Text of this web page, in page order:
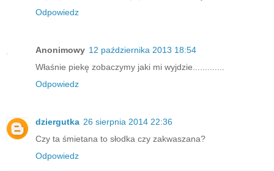
Odpowiedz
Anonimowy 12 października 2013 18:54
Właśnie piekę zobaczymy jaki mi wyjdzie.............
Odpowiedz
dziergutka 26 sierpnia 2014 22:36
Czy ta śmietana to słodka czy zakwaszana?
Odpowiedz